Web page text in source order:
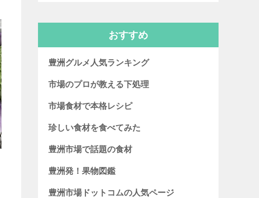
おすすめ
豊洲グルメ人気ランキング
市場のプロが教える下処理
市場食材で本格レシピ
珍しい食材を食べてみた
豊洲市場で話題の食材
豊洲発！果物図鑑
豊洲市場ドットコムの人気ページ